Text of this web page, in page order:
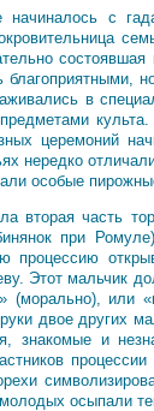
начиналось с
в
церемоний
нередко
особые
вторая часть
при
процессию
Этот мальчик
(морально), или
двое других
знакомые и
осыпали